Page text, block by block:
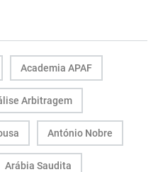
Academia APAF
Arbitragem
António Nobre
Arábia Saudita